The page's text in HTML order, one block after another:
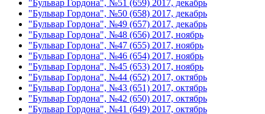
"Бульвар Гордона", №51 (659) 2017, декабрь
"Бульвар Гордона", №50 (658) 2017, декабрь
"Бульвар Гордона", №49 (657) 2017, декабрь
"Бульвар Гордона", №48 (656) 2017, ноябрь
"Бульвар Гордона", №47 (655) 2017, ноябрь
"Бульвар Гордона", №46 (654) 2017, ноябрь
"Бульвар Гордона", №45 (653) 2017, ноябрь
"Бульвар Гордона", №44 (652) 2017, октябрь
"Бульвар Гордона", №43 (651) 2017, октябрь
"Бульвар Гордона", №42 (650) 2017, октябрь
"Бульвар Гордона", №41 (649) 2017, октябрь